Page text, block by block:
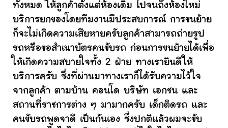
ทั้งหมด ให้ลูกค้าตั้งแต่ห้องเดิม ไปจนถึงห้องใหม่
บริการยกของโดยทีมงานมีประสบการณ์ การขนย้าย
ก็จะไม่เกิดความเสียหายครับลูกค้าสามารถถ่ายรูป
รถหรือขอสำเนาบัตรคนขับรถ ก่อนการขนย้ายได้เพื่อ
ให้เกิดความสบายใจทั้ง 2 ฝ่าย ทางเรายินดีให้
บริการครับ ซึ่งที่ผ่านมาทางเราก็ได้รับความไว้ใจ
จากลูกค้า ตามบ้าน คอนโด บริษัท เอกชน และ
สถานที่ราชการต่าง ๆ มามากครับ เด็กติดรถ และ
คนขับรถพูดจาดี เป็นกันเอง ซึ่งปกติแล้วผมจะขับ